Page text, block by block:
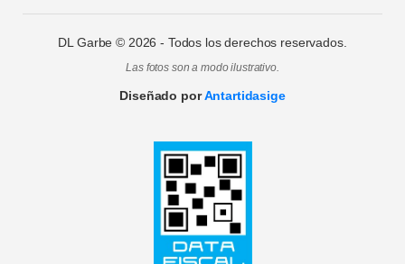
DL Garbe © 2026 - Todos los derechos reservados.
Las fotos son a modo ilustrativo.
Diseñado porAntartidasige